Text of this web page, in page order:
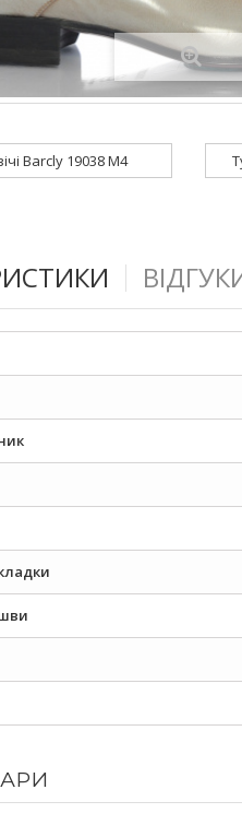
Barcly 19038 M4